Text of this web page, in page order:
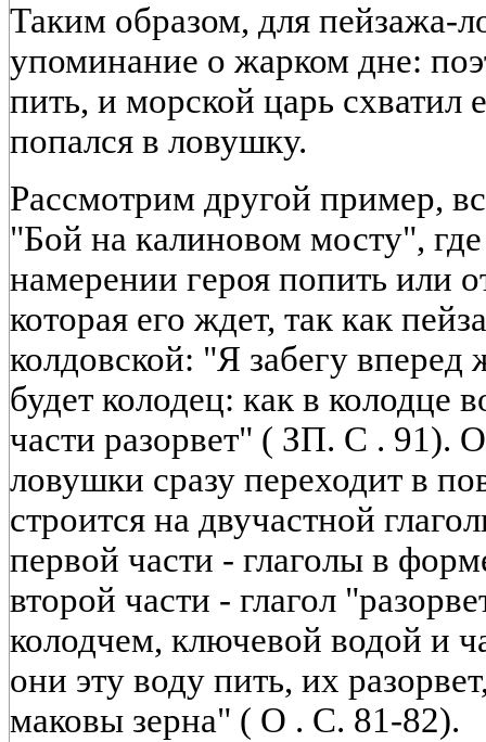
Таким образом, для пейзажа-
упоминание о жарком дне:
пить, и морской царь схватил
попался в ловушку.
Рассмотрим другой пример,
"Бой на калиновом мосту",
намерении героя попить или
которая его ждет, так как
колдовской: "Я забегу вперед
будет колодец: как в колодце
части разорвет" ( ЗП. С . 91).
ловушки сразу переходит в
строится на двучастной
первой части - глаголы в
второй части - глагол
колодчем, ключевой водой и
они эту воду пить, их
маковы зерна" ( О . С. 81-82).